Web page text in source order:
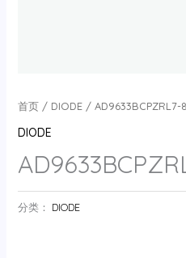
首页/ DIODE/ AD9633BCPZRL7-
DIODE
分类： DIODE